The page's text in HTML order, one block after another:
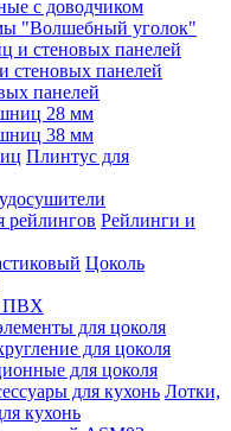
с доводчиком
"Волшебный уголок"
стеновых панелей
панелей
28 мм
38 мм
Плинтус для
Рейлинги и
Цоколь
ПВХ
для цоколя
для цоколя
для цоколя
Лотки,
кухонь